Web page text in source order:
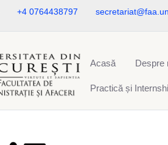
+4 0764438797
Acasă Despre
Practică și